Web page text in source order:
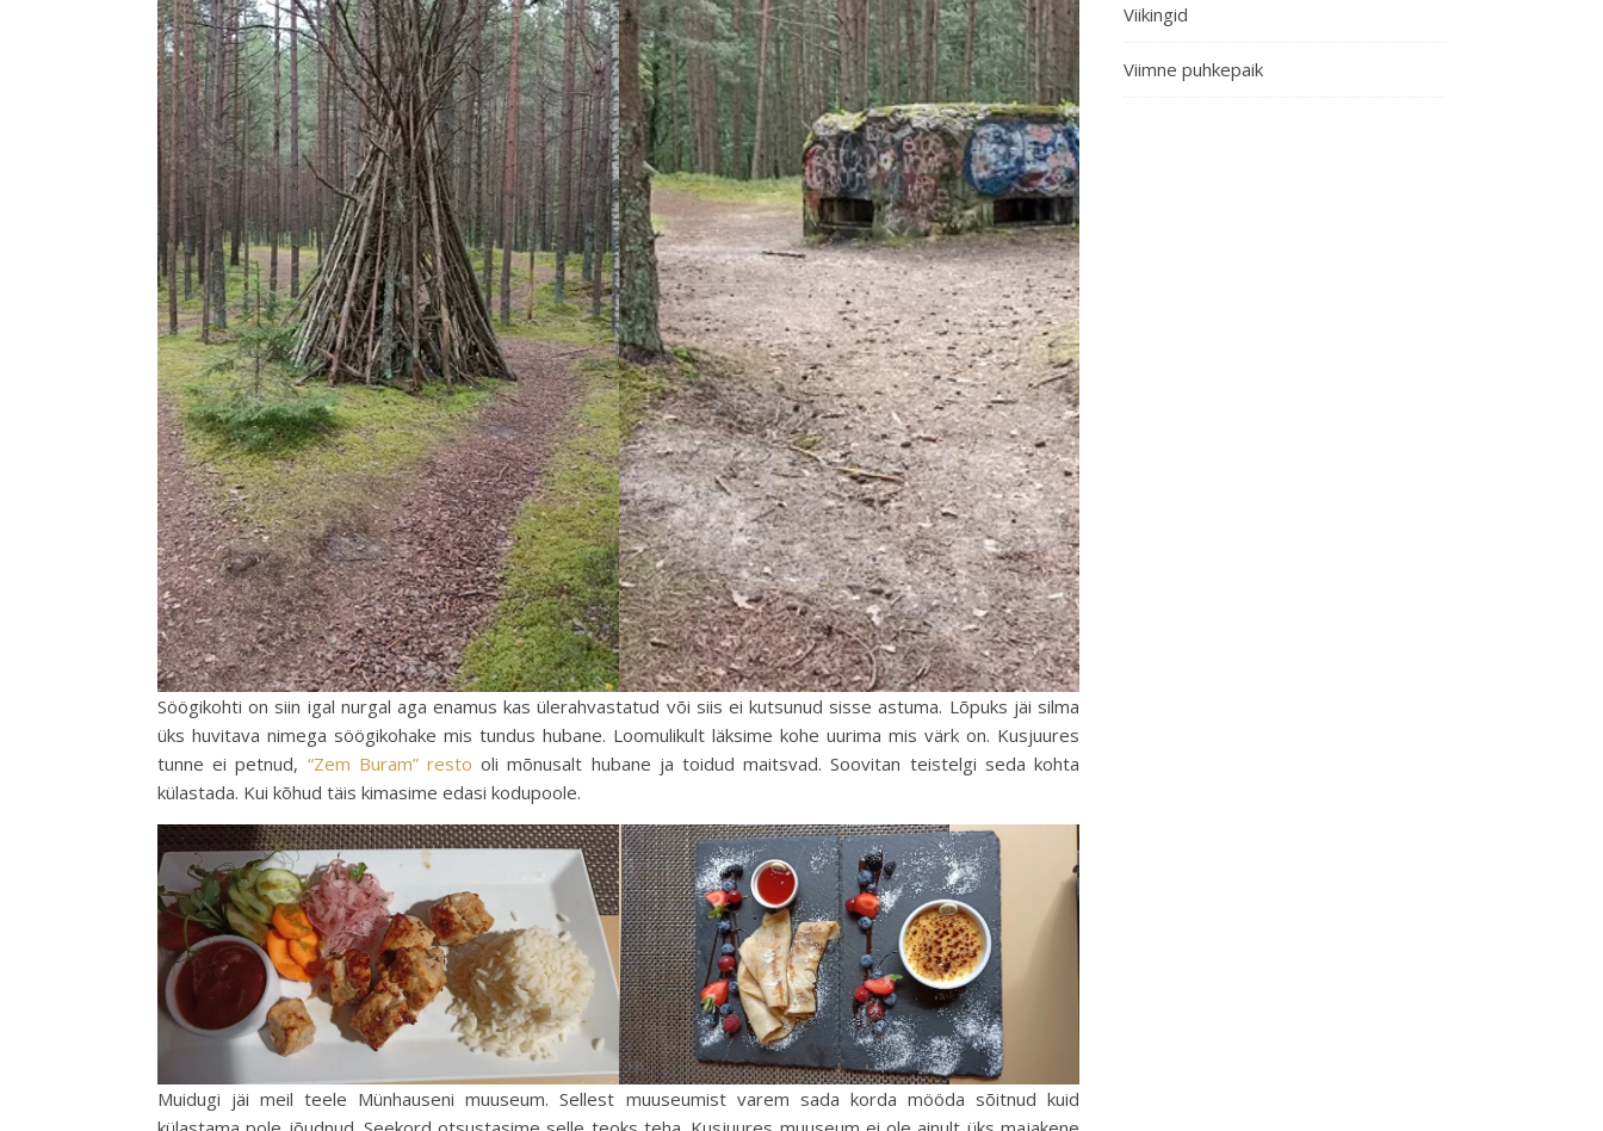
Söögikohti on siin igal nurgal aga enamus kas ülerahvastatud või siis ei kutsunud sisse astuma. Lõpuks jäi silma
üks huvitava nimega söögikohake mis tundus hubane. Loomulikult läksime kohe uurima mis värk on. Kusjuures
tunne ei petnud, “Zem Buram” resto oli mõnusalt hubane ja toidud maitsvad. Soovitan teistelgi seda kohta
külastada. Kui kõhud täis kimasime edasi kodupoole.
Muidugi jäi meil teele Münhauseni muuseum. Sellest muuseumist varem sada korda mööda sõitnud kuid
Viikingid
Viimne puhkepaik